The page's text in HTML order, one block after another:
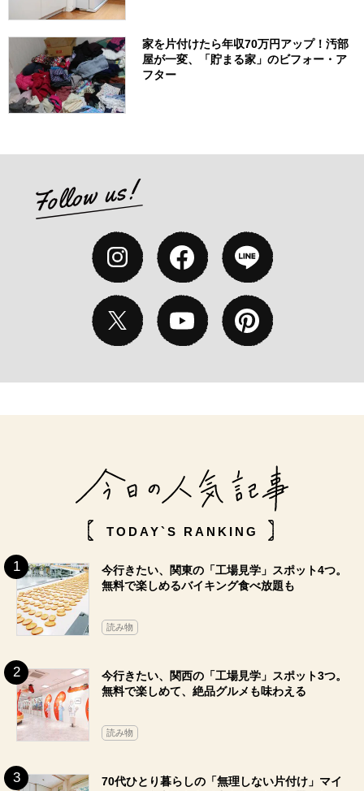
家を片付けたら年収70万円アップ！汚部
屋が一変、「貯まる家」のビフォー・ア
フター
TODAY`S RANKING
今行きたい、関東の「工場見学」スポット4つ。
無料で楽しめるバイキング食べ放題も
読み物
今行きたい、関西の「工場見学」スポット3つ。
無料で楽しめて、絶品グルメも味わえる
読み物
70代ひとり暮らしの「無理しない片付け」マイ